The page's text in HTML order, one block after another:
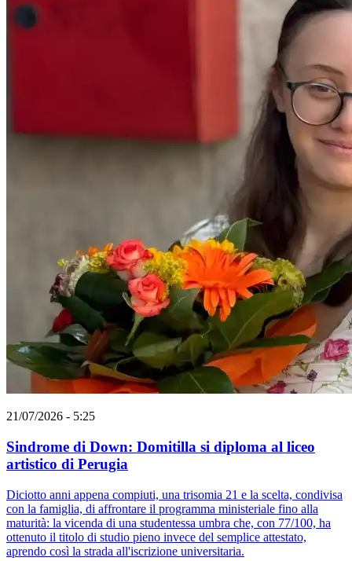
21/07/2026 - 5:25
Sindrome di Down: Domitilla si diploma al liceo
artistico di Perugia
Diciotto anni appena compiuti, una trisomia 21 e la scelta, condivisa
con la famiglia, di affrontare il programma ministeriale fino alla
maturità: la vicenda di una studentessa umbra che, con 77/100, ha
ottenuto il titolo di studio pieno invece del semplice attestato,
aprendo così la strada all'iscrizione universitaria.